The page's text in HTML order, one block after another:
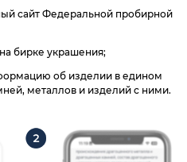
сайт Федеральной пробирной
бирке украшения;
об изделии в едином
металлов и изделий с ними.